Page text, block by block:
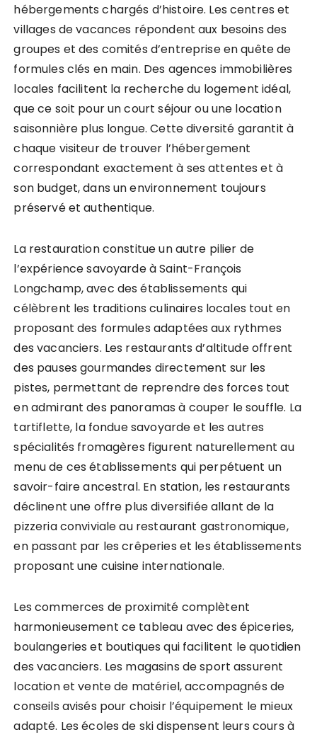
hébergements chargés d’histoire. Les centres et
villages de vacances répondent aux besoins des
groupes et des comités d’entreprise en quête de
formules clés en main. Des agences immobilières
locales facilitent la recherche du logement idéal,
que ce soit pour un court séjour ou une location
saisonnière plus longue. Cette diversité garantit à
chaque visiteur de trouver l’hébergement
correspondant exactement à ses attentes et à
son budget, dans un environnement toujours
préservé et authentique.
La restauration constitue un autre pilier de
l’expérience savoyarde à Saint-François
Longchamp, avec des établissements qui
célèbrent les traditions culinaires locales tout en
proposant des formules adaptées aux rythmes
des vacanciers. Les restaurants d’altitude offrent
des pauses gourmandes directement sur les
pistes, permettant de reprendre des forces tout
en admirant des panoramas à couper le souffle. La
tartiflette, la fondue savoyarde et les autres
spécialités fromagères figurent naturellement au
menu de ces établissements qui perpétuent un
savoir-faire ancestral. En station, les restaurants
déclinent une offre plus diversifiée allant de la
pizzeria conviviale au restaurant gastronomique,
en passant par les crêperies et les établissements
proposant une cuisine internationale.
Les commerces de proximité complètent
harmonieusement ce tableau avec des épiceries,
boulangeries et boutiques qui facilitent le quotidien
des vacanciers. Les magasins de sport assurent
location et vente de matériel, accompagnés de
conseils avisés pour choisir l’équipement le mieux
adapté. Les écoles de ski dispensent leurs cours à